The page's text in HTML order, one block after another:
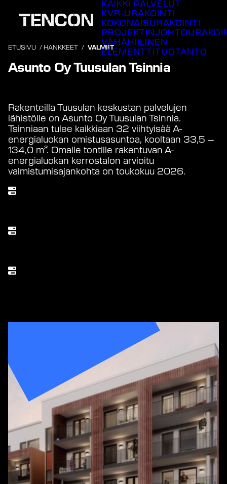
sisältöön
KAIKKI PALVELUT
KVR-URAKOINTI
KOKONAISURAKOINTI
VÄHÄHIILINEN
ELEMENTTITUOTANTO
ETUSIVU / HANKKEET / VALMIIT
Asunto Oy Tuusulan Tsinnia
Rakenteilla Tuusulan keskustan palvelujen
lähistölle on Asunto Oy Tuusulan Tsinnia.
Tsinniaan tulee kaikkiaan 32 viihtyisää A-
energialuokan omistusasuntoa, kooltaan 33,5 –
134,0 m². Omalle tontille rakentuvan A-
energialuokan kerrostalon arvioitu
valmistumisajankohta on toukokuu 2026.